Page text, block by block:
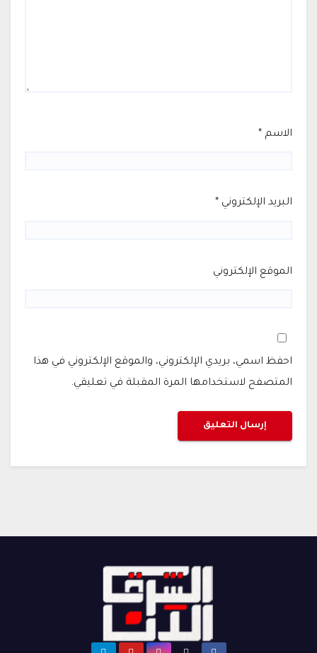
الاسم *
البريد الإلكتروني *
الموقع الإلكتروني
احفظ اسمي، بريدي الإلكتروني، والموقع الإلكتروني في هذا
المتصفح لاستخدامها المرة المقبلة في تعليقي.